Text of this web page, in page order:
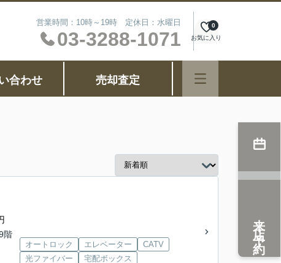
営業時間：10時～19時 定休日：水曜日
03-3288-1071 お気に入り
0
合わせ 売却査定
階
オートロック エレベーター
CATV
光ファイバー
宅配ボックス
来店予約